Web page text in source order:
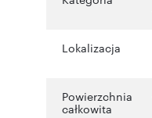
Lokalizacja
Powierzchnia
całkowita